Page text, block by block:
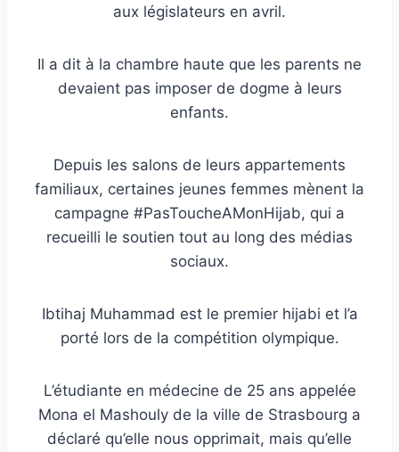
aux législateurs en avril.
Il a dit à la chambre haute que les parents ne
devaient pas imposer de dogme à leurs
enfants.
Depuis les salons de leurs appartements
familiaux, certaines jeunes femmes mènent la
campagne #PasToucheAMonHijab, qui a
recueilli le soutien tout au long des médias
sociaux.
Ibtihaj Muhammad est le premier hijabi et l’a
porté lors de la compétition olympique.
L’étudiante en médecine de 25 ans appelée
Mona el Mashouly de la ville de Strasbourg a
déclaré qu’elle nous opprimait, mais qu’elle